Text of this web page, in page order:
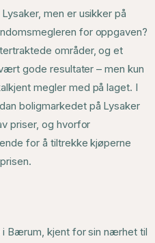
men er usikker på
for oppgaven?
områder, og et
gode resultater – men kun
megler med på laget. I
boligmarkedet på Lysaker
priser, og hvorfor
for å tiltrekke kjøperne
Bærum, kjent for sin nærhet til